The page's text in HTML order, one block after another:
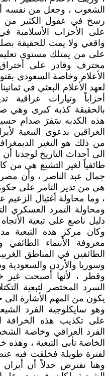
الشعوب ، وجعل من نفسه
رسخ في عقول الكثير من
على الأحزاب الأسلامية
واقعي ولا يمت للحقيقة
على من يمتلك مستوى
محترف وقادر على
الأعلام وخاصة السعودي
لعهد الأعلام البعثي في
أحزاباً وتيارات عراقية
بالحقيقة كذبة كبرى وهي
هذه الكذبه سَفرَ صدام
العراقين بدعوى التبعية
من ذلك هو التغير
الى أحداث التاريخ لوجدنا
طائفياً لغير التشيع هي من
جمال عبد الناصر ، وأن
هي من تدير التامر على
ومحاولة التمرد العسكري
دليل ناصع على تبعية
وكان مركز هذه التبعية
معروفة الأنتماء
الطائفين في المناطق
وسوريا والأردن والسعودية
وقطر ، لأنها أصبحت غير
السرد المختصر لتبعية
يكون من المهم الأشارة الى
وهو سايكلوجية الفرد
على تكذيب هذه الخرافة
الفرد العراقي وخاصة
الخاصة تأبى التبعية ،
لفترة طويلة فخلقت فيه
وهنا نفترض جدلاً أن